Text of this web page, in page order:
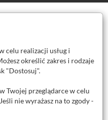
celu realizacji usług i
określić zakres i rodzaje
"Dostosuj".
Twojej przeglądarce w celu
nie wyrażasz na to zgody -